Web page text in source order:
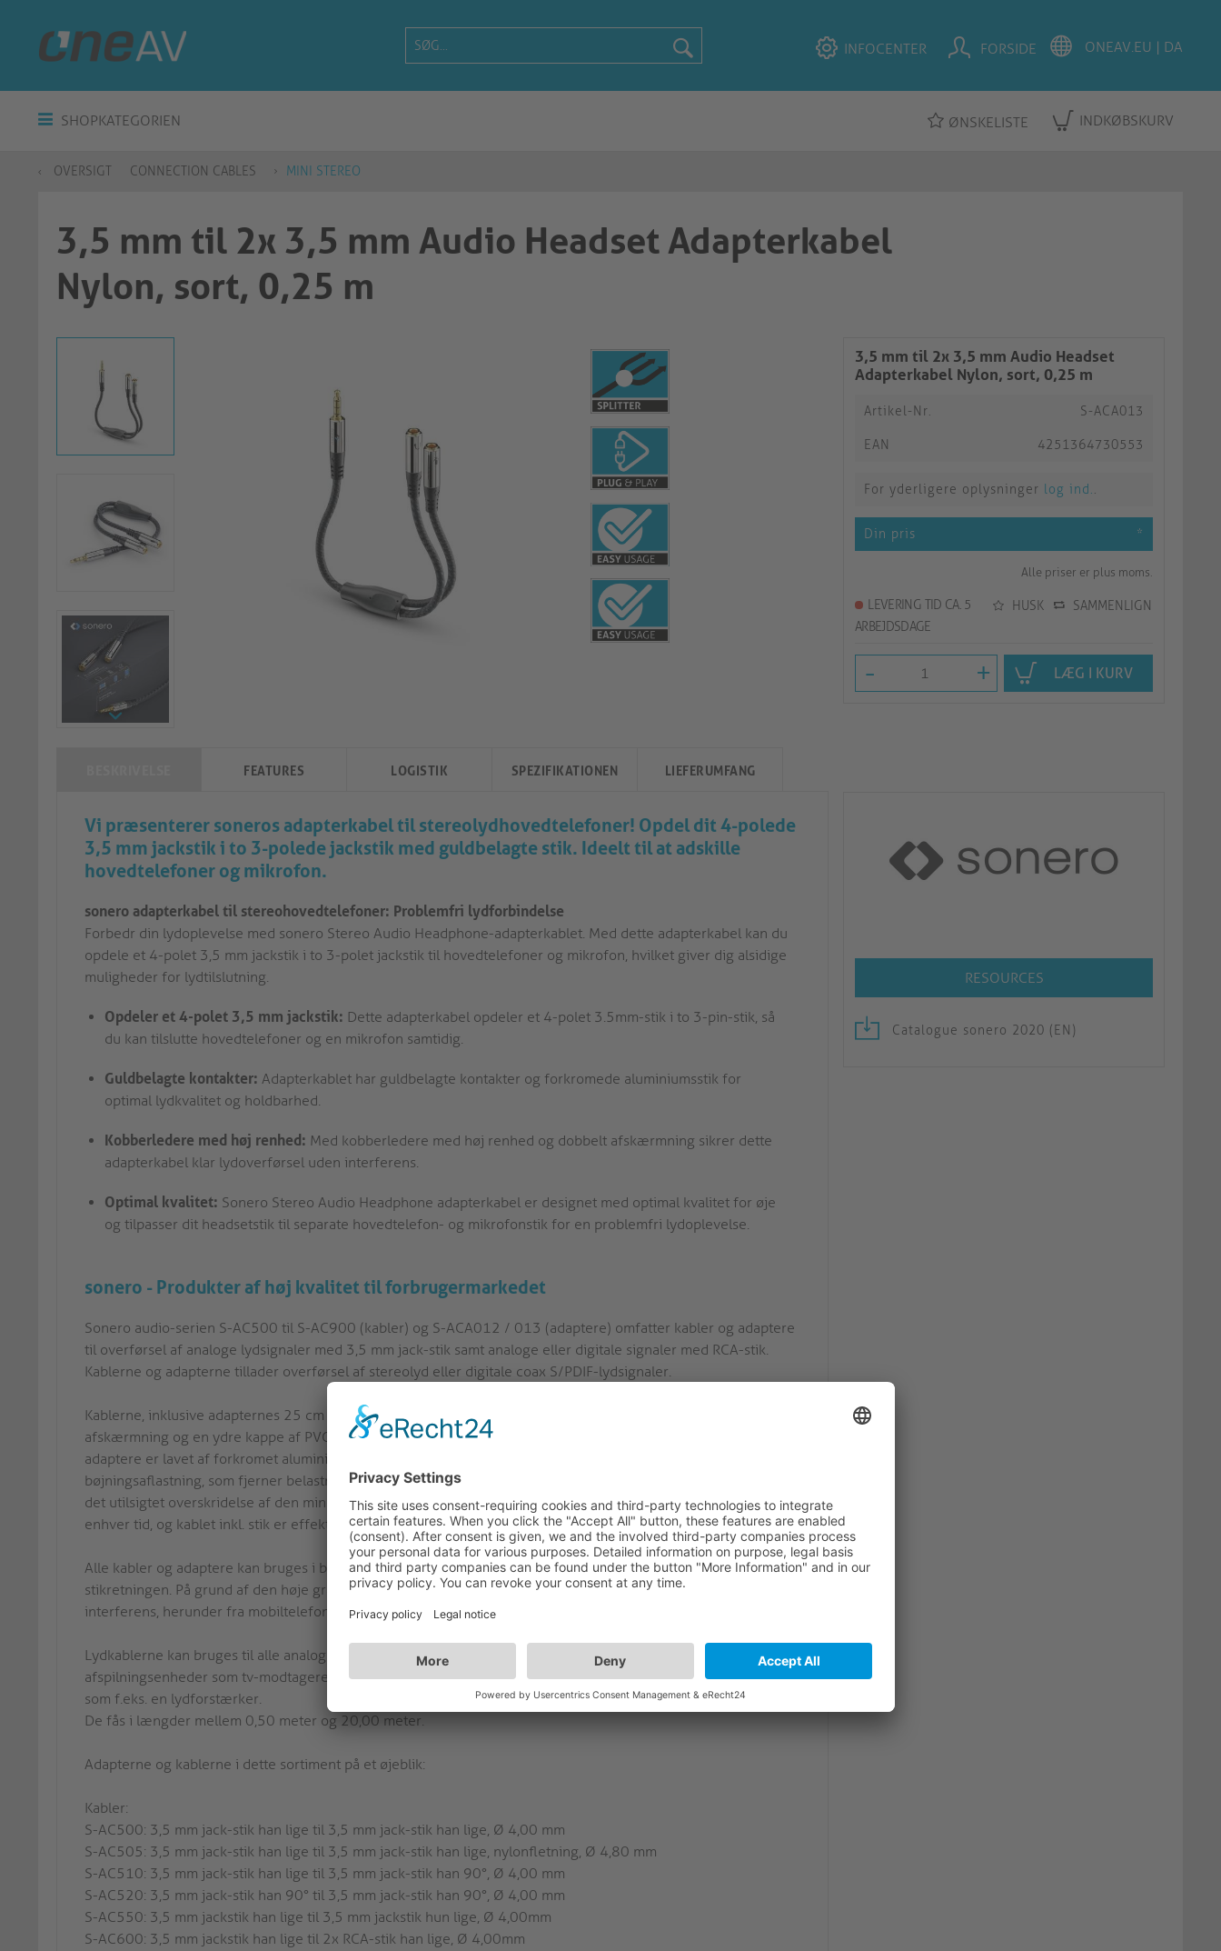
INFOCENTER FORSIDE
SHOPKATEGORIEN ØNSKELISTE INDKØBSKURV
OVERSIGT CONNECTION CABLES MINI STEREO
3,5 mm til 2x 3,5 mm Audio Headset Adapterkabel
Nylon, sort, 0,25 m
3,5 mm til 2x 3,5 mm Audio Headset
Adapterkabel Nylon, sort, 0,25 m
Artikel-Nr. S-ACA013
EAN 4251364730553
For yderligere oplysninger log ind..
Din pris *
Alle priser er plus moms.
LEVERING TID CA. 5
ARBEJDSDAGE
HUSK SAMMENLIGN
- + LÆG I KURV
RESOURCES
Catalogue sonero 2020 (EN)
FEATURES LOGISTIK SPEZIFIKATIONEN LIEFERUMFANG
Vi præsenterer soneros adapterkabel til stereolydhovedtelefoner! Opdel dit 4-polede
3,5 mm jackstik i to 3-polede jackstik med guldbelagte stik. Ideelt til at adskille
hovedtelefoner og mikrofon.
sonero adapterkabel til stereohovedtelefoner: Problemfri lydforbindelse
Forbedr din lydoplevelse med sonero Stereo Audio Headphone-adapterkablet. Med dette adapterkabel kan du
opdele et 4-polet 3,5 mm jackstik i to 3-polet jackstik til hovedtelefoner og mikrofon, hvilket giver dig alsidige
muligheder for lydtilslutning.
Opdeler et 4-polet 3,5 mm jackstik: Dette adapterkabel opdeler et 4-polet 3.5mm-stik i to 3-pin-stik, så
du kan tilslutte hovedtelefoner og en mikrofon samtidig.
Guldbelagte kontakter: Adapterkablet har guldbelagte kontakter og forkromede aluminiumsstik for
optimal lydkvalitet og holdbarhed.
Kobberledere med høj renhed: Med kobberledere med høj renhed og dobbelt afskærmning sikrer dette
adapterkabel klar lydoverførsel uden interferens.
Optimal kvalitet: Sonero Stereo Audio Headphone adapterkabel er designet med optimal kvalitet for øje
og tilpasser dit headsetstik til separate hovedtelefon- og mikrofonstik for en problemfri lydoplevelse.
sonero - Produkter af høj kvalitet til forbrugermarkedet
Sonero audio-serien S-AC500 til S-AC900 (kabler) og S-ACA012 / 013 (adaptere) omfatter kabler og adaptere
til overførsel af analoge lydsignaler med 3,5 mm jack-stik samt analoge eller digitale signaler med RCA-stik.
Kablerne og adapterne tillader overførsel af stereolyd eller digitale coax S/PDIF-lydsignaler.
Kablerne, inklusive adapternes 25 cm portsaver-kabler, har alle kobberledere af høj renhed, dobbelt
afskærmning og en ydre kappe af PVC af høj kvalitet med varierende diametre. Stikkene på alle kabler og
adaptere er lavet af forkromet aluminium, udstyret med guldbelagte kontakter og en fleksibel
bøjningsaflastning, som fjerner belastning fra stikket og dermed forårsager mindre slitage. Samtidig forhindrer
det utilsigtet overskridelse af den minimale bøjningsradius ved stikket. Perfekt signaloverførsel er sikret til
enhver tid, og kablet inkl. stik er effektivt beskyttet mod korrosion på samme tid.
Alle kabler og adaptere kan bruges i begge retninger, så det er ikke nødvendigt at være opmærksom på
stikretningen. På grund af den høje grad af afskærmning er sonero lydkabler optimalt beskyttet mod
interferens, herunder fra mobiltelefoner og radiokilder.
Lydkablerne kan bruges til alle analoge eller digitale lydsignaler, f.eks. som forbindelse mellem
afspilningsenheder som tv-modtagere, smartphones, BluRay-afspillere, streamere osv. og en afspilningsenhed
som f.eks. en lydforstærker.
De fås i længder mellem 0,50 meter og 20,00 meter.
Adapterne og kablerne i dette sortiment på et øjeblik:
Kabler:
S-AC500: 3,5 mm jack-stik han lige til 3,5 mm jack-stik han lige, Ø 4,00 mm
S-AC505: 3,5 mm jack-stik han lige til 3,5 mm jack-stik han lige, nylonfletning, Ø 4,80 mm
S-AC510: 3,5 mm jack-stik han lige til 3,5 mm jack-stik han 90°, Ø 4,00 mm
S-AC520: 3,5 mm jack-stik han 90° til 3,5 mm jack-stik han 90°, Ø 4,00 mm
S-AC550: 3,5 mm jackstik han lige til 3,5 mm jackstik hun lige, Ø 4,00mm
S-AC600: 3,5 mm jackstik han lige til 2x RCA-stik han lige, Ø 4,00mm